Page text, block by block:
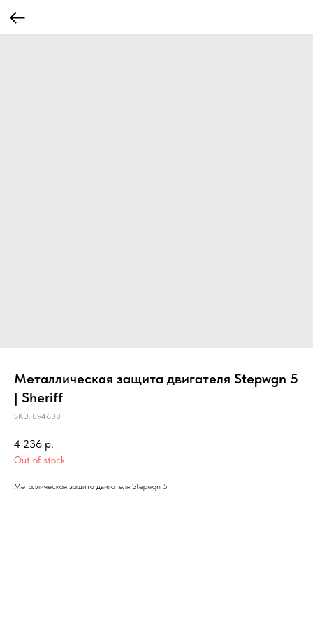
Металлическая защита двигателя Stepwgn 5
| Sheriff
SKU: 094638
4 236 р.
Out of stock
Металлическая защита двигателя Stepwgn 5